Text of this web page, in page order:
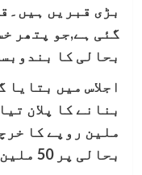
بڑی قبریں
گئی ہے,جو پتھر
بحالی کا
اجلاس میں
ملین روپے کا
بحالی پر 50 ملین روپے کا خرچہ ہوگا۔